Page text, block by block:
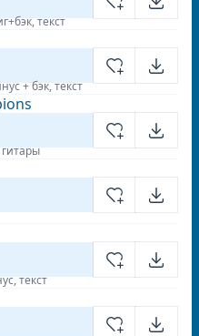
текст
+ бэк, текст
текст